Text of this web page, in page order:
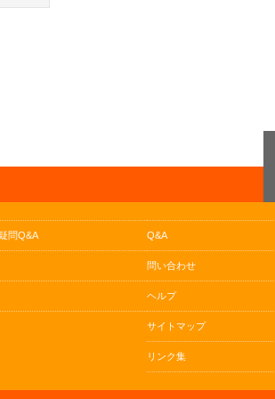
問Q&A Q&A
問い合わせ
ヘルプ
サイトマップ
リンク集